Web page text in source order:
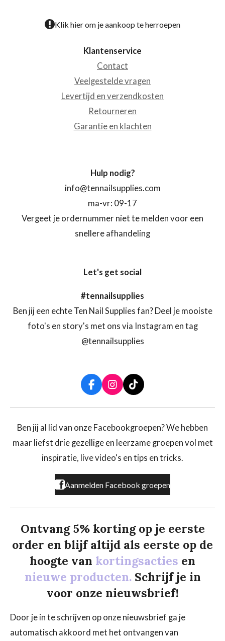
Klik hier om je aankoop te herroepen
Klantenservice
Contact
Veelgestelde vragen
Levertijd en verzendkosten
Retourneren
Garantie en klachten
Hulp nodig?
info@tennailsupplies.com
ma-vr: 09-17
Vergeet je ordernummer niet te melden voor een
snellere afhandeling
Let's get social
#tennailsupplies
Ben jij een echte Ten Nail Supplies fan? Deel je mooiste
foto's en story's met ons via Instagram en tag
@tennailsupplies
F
a
c
b
o
k
I
n
s
a
r
a
T
i
k
o
Ben jij al lid van onze Facebookgroepen? We hebben
maar liefst drie gezellige en leerzame groepen vol met
inspiratie, live video's en tips en tricks.
Aanmelden Facebook groepen
Ontvang 5% korting op je eerste
order en blijf altijd als eerste op de
hoogte van kortingsacties en
nieuwe producten. Schrijf je in
voor onze nieuwsbrief!
Door je in te schrijven op onze nieuwsbrief ga je
automatisch akkoord met het ontvangen van